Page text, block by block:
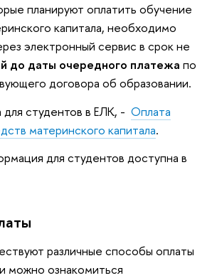
планируют оплатить обучение
капитала, необходимо
электронный сервис в срок не
до даты очередного платежа по
договора об образовании.
для студентов в ЕЛК, - Оплата
материнского капитала.
для студентов доступна в
различные способы оплаты
можно ознакомиться